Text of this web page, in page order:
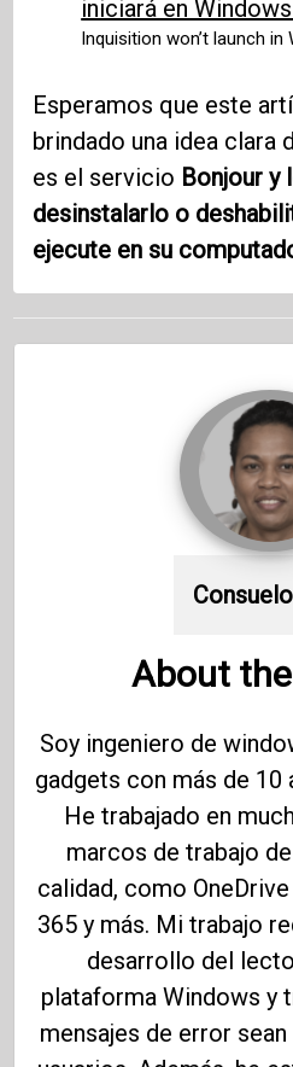
iniciará en
Inquisition won’t launch in
Esperamos que este
brindado una idea clara
es el servicio Bonjour y
desinstalarlo o
ejecute en su
About
Soy ingeniero de
gadgets con más de 10
He trabajado en
marcos de trabajo
calidad, como
365 y más. Mi trabajo
desarrollo del
plataforma Windows y
mensajes de error